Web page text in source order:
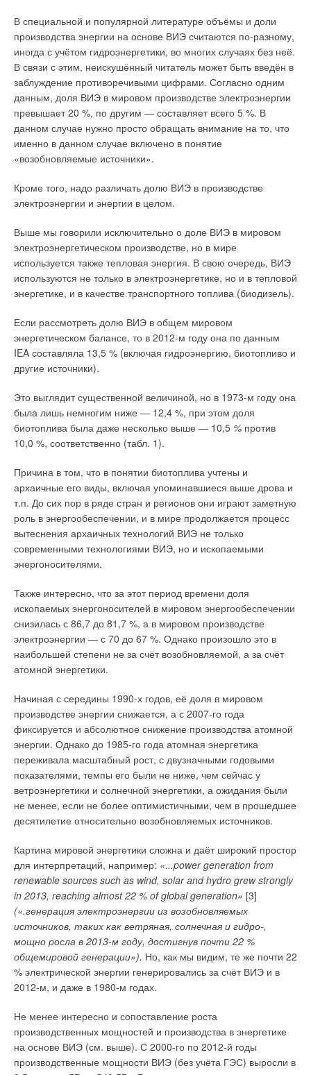
В специальной и популярной литературе объёмы и доли
производства энергии на основе ВИЭ считаются по-разному,
иногда с учётом гидроэнергетики, во многих случаях без неё.
В связи с этим, неискушённый читатель может быть введён в
заблуждение противоречивыми цифрами. Согласно одним
данным, доля ВИЭ в мировом производстве электроэнергии
превышает 20 %, по другим — составляет всего 5 %. В
данном случае нужно просто обращать внимание на то, что
именно в данном случае включено в понятие
«возобновляемые источники».
Кроме того, надо различать долю ВИЭ в производстве
электроэнергии и энергии в целом.
Выше мы говорили исключительно о доле ВИЭ в мировом
электроэнергетическом производстве, но в мире
используется также тепловая энергия. В свою очередь, ВИЭ
используются не только в электроэнергетике, но и в тепловой
энергетике, и в качестве транспортного топлива (биодизель).
Если рассмотреть долю ВИЭ в общем мировом
энергетическом балансе, то в 2012-м году она по данным
IEA составляла 13,5 % (включая гидроэнергию, биотопливо и
другие источники).
Это выглядит существенной величиной, но в 1973-м году она
была лишь немногим ниже — 12,4 %, при этом доля
биотоплива была даже несколько выше — 10,5 % против
10,0 %, соответственно (табл. 1).
Причина в том, что в понятии биотоплива учтены и
архаичные его виды, включая упоминавшиеся выше дрова и
т.п. До сих пор в ряде стран и регионов они играют заметную
роль в энергообеспечении, и в мире продолжается процесс
вытеснения архаичных технологий ВИЭ не только
современными технологиями ВИЭ, но и ископаемыми
энергоносителями.
Также интересно, что за этот период времени доля
ископаемых энергоносителей в мировом энергообеспечении
снизилась с 86,7 до 81,7 %, а в мировом производстве
электроэнергии — с 70 до 67 %. Однако произошло это в
наибольшей степени не за счёт возобновляемой, а за счёт
атомной энергетики.
Начиная с середины 1990-х годов, её доля в мировом
производстве энергии снижается, а с 2007-го года
фиксируется и абсолютное снижение производства атомной
энергии. Однако до 1985-го года атомная энергетика
переживала масштабный рост, с двузначными годовыми
показателями, темпы его были не ниже, чем сейчас у
ветроэнергетики и солнечной энергетики, а ожидания были
не менее, если не более оптимистичными, чем в прошедшее
десятилетие относительно возобновляемых источников.
Картина мировой энергетики сложна и даёт широкий простор
для интерпретаций, например: «...power generation from
renewable sources such as wind, solar and hydro grew strongly
in 2013, reaching almost 22 % of global generation» [3]
(«.генерация электроэнергии из возобновляемых
источников, таких как ветряная, солнечная и гидро-,
мощно росла в 2013-м году, достигнув почти 22 %
общемировой генерации»). Но, как мы видим, те же почти 22
% электрической энергии генерировались за счёт ВИЭ и в
2012-м, и даже в 1980-м годах.
Не менее интересно и сопоставление роста
производственных мощностей и производства в энергетике
на основе ВИЭ (см. выше). С 2000-го по 2012-й годы
производственные мощности ВИЭ (без учёта ГЭС) выросли в
более активно развивать производственное направление
после введения санкций. Когда я три года назад приехал в
Россию, сразу начал продвигать идею о необходимости
открытия местного завода. Потому, что был уверен —
русские и немецкие инженеры вместе способны обеспечить
в России самое высокое качество продукции. Уже полтора
года мы оказываем хороший сервис, важность которого для
любого производителя трудно переоценить. Наше
производство работает очень хорошо. На дворе кризис, и
для нашего бизнеса это чувствительно, но мы его
:: Какие потребительские тренды вы наблюдали на
продажи в промышленном сегменте и ЖКХ, который
традиционно является крупным потребителем
насосного оборудования? Й.Д .: Основной тренд — это,
конечно, стремление к энергоэффективности. Однако, в
любой стране мира — неважно, Германия ли это, Россия или
на насосы, хотя они «съедают» до 20-25 процентов от всей
потребляемой энергии (в некоторых отраслях эта цифра
доходит и до 50 процентов) и считаются одними из наиболее
энергоёмких агрегатов. Если все насосы в той же Германии
электричества, то одну или две больших электростанций
можно будет запросто останавливать. В перспективе мы
планируем активизировать работу по продвижению на
российском рынке энергосберегающих технологий. Конечно,
проекты в России выделяется не так много. Однако здесь
важно помнить две вещи: то, что Россия располагает одним
их самых больших в мире потенциалов повышения
энергоэффективности, и то, что энергия тогда эффективна,
когда расход её минимален. Поэтому экономить нужно там,
где для этого есть возможности. В промышленном сегменте в
прошлом году бизнес шёл неплохо. Водоканалы были менее
видимости, не изменится. Впрочем, временная стагнация —
ещё не повод снижать объёмы производства, нужно
понимать, что после затишья будет скачок спроса, и к этому
надо быть готовым.
:: Каких результатов вы ждёте от текущего года?
рынке?
Й.Д.: Прогнозы — дело неблагодарное в принципе, особенно
в ситуации неопределённости и нестабильности на рынке.
Мы, как и большинство крупных компаний на российском
рынке, очень надеемся на изменения в лучшую сторону.
Честно сказать, если наши продажи упадут не более чем на
10 процентов по отношению к прошлому году, то это будет
уже очень хорошо, однако, если подходить к вопросу
самоотверженной работы — минус 20 процентов. А в целом
насосный сегмент может «просесть» и на 25, и на 30
процентов. Однако все основания для оптимизма есть — мы
делаем всё от нас зависящее, для того чтобы наши
сотрудники и их семьи в наступившем году не испытывали
чувство тревоги за своё будущее, а работали так же хорошо
и эффективно, как раньше. Мы уже заплатили бонус за
прошлый год, а в текущем — уже проиндексировали
зарплаты с учётом инфляции. Ведь человеческий капитал —
самое главное достояние для любого бизнеса.
Читайте по теме:
→
Текущая ситуация и тенденции на рынке насосного
оборудования в условиях санкций